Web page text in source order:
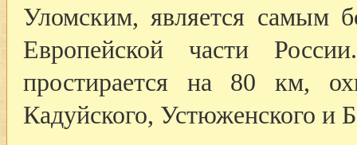
Уломским, является самым
Европейской части
простирается на 80 км,
Кадуйского, Устюженского и